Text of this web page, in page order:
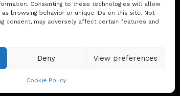
Consenting to these technologies will allow
browsing behavior or unique IDs on this site. Not
consent, may adversely affect certain features and
Deny View preferences
Cookie Policy